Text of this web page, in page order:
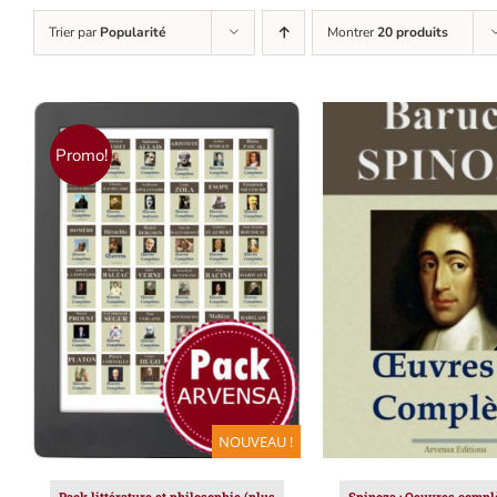
Trier parPopularité Montrer20 produits
Promo!
NOUVEAU !
AJOUTER AU PANIER
/
DÉTAILS
AJOUTER AU
DÉTAILS